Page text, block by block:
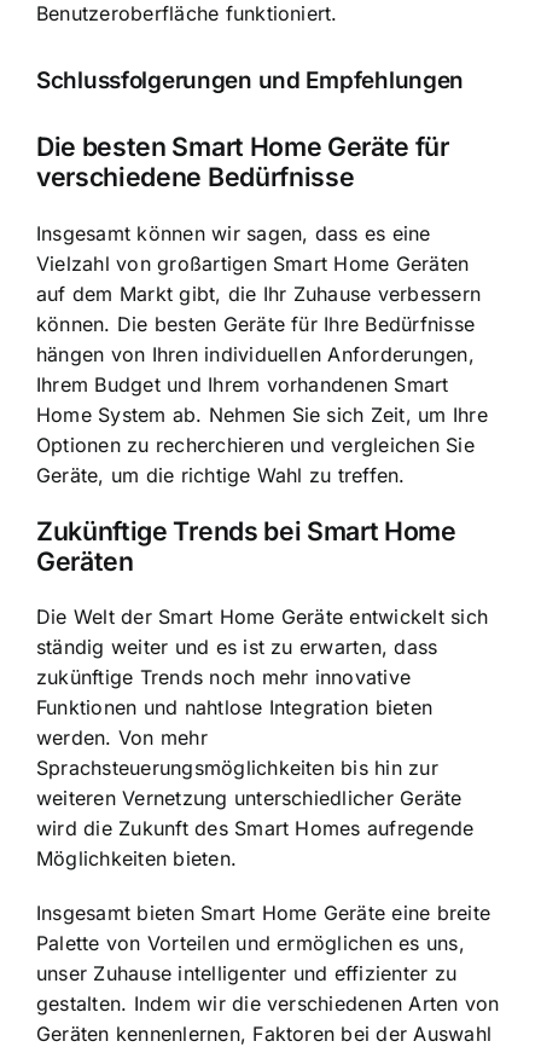
Benutzeroberfläche funktioniert.
Schlussfolgerungen und Empfehlungen
Die besten Smart Home Geräte für
verschiedene Bedürfnisse
Insgesamt können wir sagen, dass es eine
Vielzahl von großartigen Smart Home Geräten
auf dem Markt gibt, die Ihr Zuhause verbessern
können. Die besten Geräte für Ihre Bedürfnisse
hängen von Ihren individuellen Anforderungen,
Ihrem Budget und Ihrem vorhandenen Smart
Home System ab. Nehmen Sie sich Zeit, um Ihre
Optionen zu recherchieren und vergleichen Sie
Geräte, um die richtige Wahl zu treffen.
Zukünftige Trends bei Smart Home
Geräten
Die Welt der Smart Home Geräte entwickelt sich
ständig weiter und es ist zu erwarten, dass
zukünftige Trends noch mehr innovative
Funktionen und nahtlose Integration bieten
werden. Von mehr
Sprachsteuerungsmöglichkeiten bis hin zur
weiteren Vernetzung unterschiedlicher Geräte
wird die Zukunft des Smart Homes aufregende
Möglichkeiten bieten.
Insgesamt bieten Smart Home Geräte eine breite
Palette von Vorteilen und ermöglichen es uns,
unser Zuhause intelligenter und effizienter zu
gestalten. Indem wir die verschiedenen Arten von
Geräten kennenlernen, Faktoren bei der Auswahl